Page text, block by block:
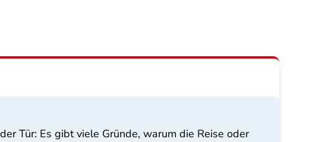
Tür: Es gibt viele Gründe, warum die Reise oder